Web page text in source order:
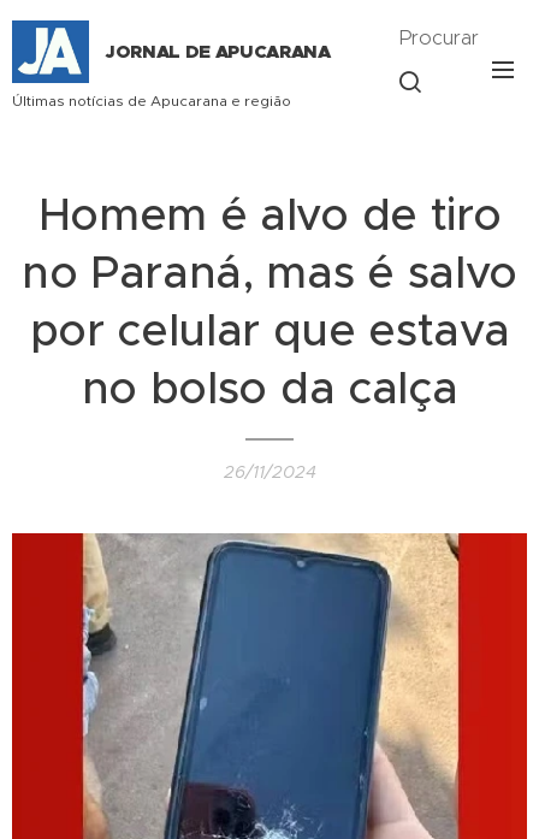
JORNAL DE APUCARANA
Últimas notícias de Apucarana e região
Procurar
Homem é alvo de tiro
no Paraná, mas é salvo
por celular que estava
no bolso da calça
26/11/2024